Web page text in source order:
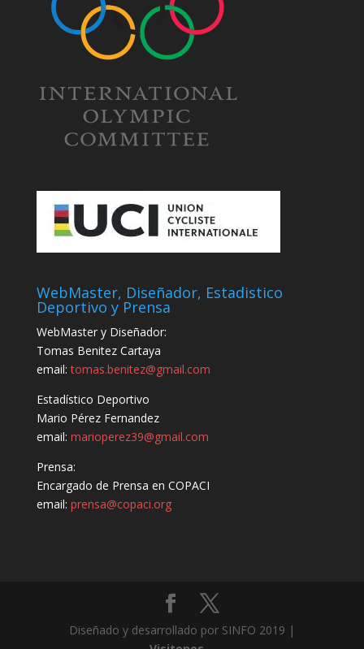
WebMaster, Diseñador, Estadistico
Deportivo y Prensa
WebMaster y Diseñador:
Tomas Benitez Cartaya
email:tomas.benitez@gmail.com
Estadístico Deportivo
Mario Pérez Fernandez
email: marioperez39@gmail.com
Prensa:
Encargado de Prensa en COPACI
email: prensa@copaci.org
Diseñado y desarrollado por SINFO 2019 |